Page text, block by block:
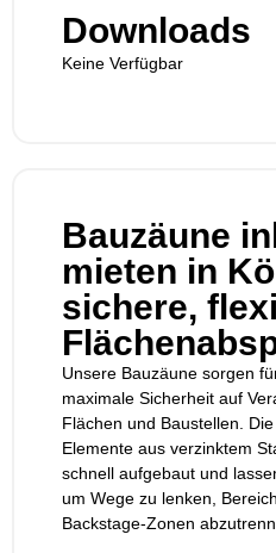
Downloads
Keine Verfügbar
Bauzäune
mieten in
sichere,
Unsere Bauzäune sorgen
maximale Sicherheit auf
Flächen und Baustellen.
Elemente aus verzinktem
schnell aufgebaut und
um Wege zu lenken,
Backstage-Zonen